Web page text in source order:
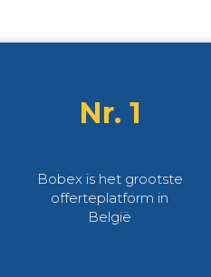
Nr. 1
Bobex is het grootste
offerteplatform in
België